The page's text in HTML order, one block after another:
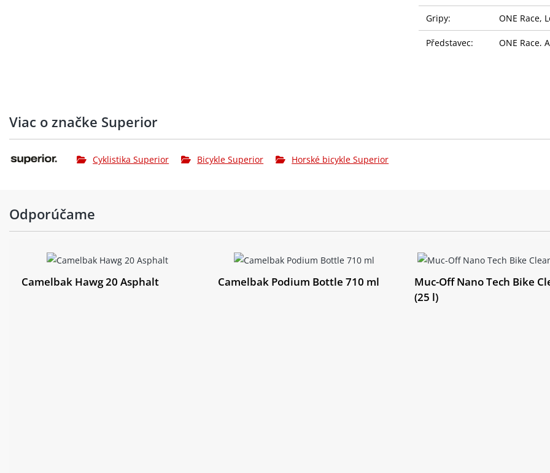
Gripy: ONE Race,
Představec: ONE Race,
ONE
Přehazovačka: SHIMANO
Kazeta: SHIMANO
Řetěz: SHIMANO
Kliky: SHIMANO
Středové
Viac o značke Superior
Cyklistika Superior Bicykle Superior Horské bicykle Superior
Odporúčame
Camelbak Hawg 20 Asphalt Camelbak Podium Bottle 710 ml
Muc-Off Nano Tech Bike
(25 l)